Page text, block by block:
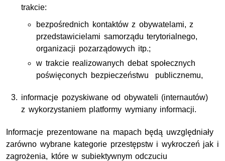
trakcie:
bezpośrednich kontaktów z obywatelami, z
przedstawicielami samorządu terytorialnego,
organizacji pozarządowych itp.;
w trakcie realizowanych debat społecznych
poświęconych bezpieczeństwu publicznemu,
informacje pozyskiwane od obywateli (internautów)
z wykorzystaniem platformy wymiany informacji.
Informacje prezentowane na mapach będą uwzględniały
zarówno wybrane kategorie przestępstw i wykroczeń jak i
zagrożenia, które w subiektywnym odczuciu